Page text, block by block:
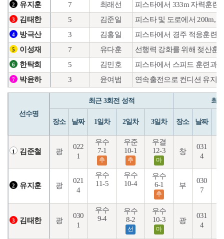
2 유지훈 7 최래선 피스타에서 333m 자력훈련
3 김태한 5 김준일 피스타 및 도로에서 200m,
4 방극산 3 김홍일 피스타에서 경주 적응훈련
5 이성재 7 유다훈 선행력 강화를 위해 젖산훈
6 한탁희 5 김민호 피스타에서 스피드 훈련과
7 박윤하 3 윤여범 연속출전으로 컨디션 유지
선수명
최근 3회전 성적 최
장소 날짜 1일차 2일차 3일차 장소 날짜
1 김준철 광
022
1
우수
7-1
추
우준
10-1
추
우결
12-3
마
창
031
4
2 유지훈 광
021
4
우수
11-5
우수
10-4
우수
6-1
추
부
030
7
3 김태한 광
030
1
우수
9-4
우수
8-2
선
우수
10-3
마
광
031
4